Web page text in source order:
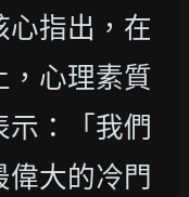
心指出，在
，心理素質
：「我們
大的冷門